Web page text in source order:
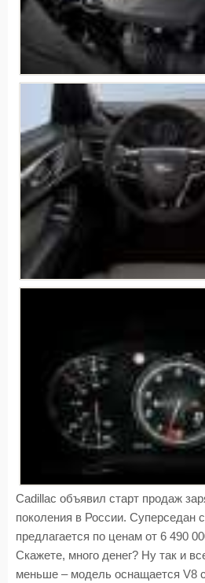
Cadillac объявил старт продаж
поколения в России. Суперседан
предлагается по ценам от 6 490
Скажете, много денег? Ну так и
меньше – модель оснащается V8